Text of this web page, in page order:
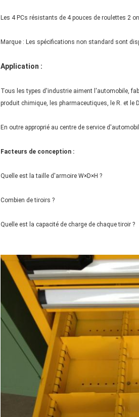
Les 4 PCs résistants de 4 pouces de roulettes 2
Marque : Les spécifications non standard sont
Application :
Tous les types d'industrie aiment l'automobile,
produit chimique, les pharmaceutiques, le R. et le
En outre approprié au centre de service
Facteurs de conception :
Quelle est la taille d'armoire W×D×H ?
Combien de tiroirs ?
Quelle est la capacité de charge de chaque tiroir ?